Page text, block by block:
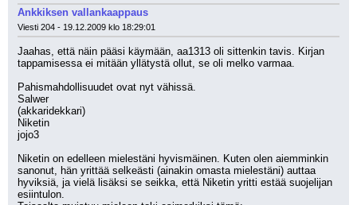
Ankkiksen vallankaappaus
Viesti 204 - 19.12.2009 klo 18:29:01
Jaahas, että näin pääsi käymään, aa1313 oli sittenkin tavis. Kirjan
tappamisessa ei mitään yllätystä ollut, se oli melko varmaa.
Pahismahdollisuudet ovat nyt vähissä.
Salwer
(akkaridekkari)
Niketin
jojo3
Niketin on edelleen mielestäni hyvismäinen. Kuten olen aiemminkin
sanonut, hän yrittää selkeästi (ainakin omasta mielestäni) auttaa
hyviksiä, ja vielä lisäksi se seikka, että Niketin yritti estää suojelijan
esiintulon.